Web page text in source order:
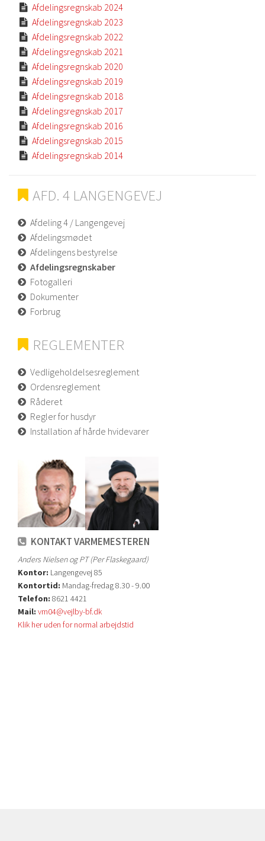
 Afdelingsregnskab 2024
 Afdelingsregnskab 2023
 Afdelingsregnskab 2022
 Afdelingsregnskab 2021
 Afdelingsregnskab 2020
 Afdelingsregnskab 2019
 Afdelingsregnskab 2018
 Afdelingsregnskab 2017
 Afdelingsregnskab 2016
 Afdelingsregnskab 2015
 Afdelingsregnskab 2014
AFD. 4 LANGENGEVEJ
Afdeling 4 / Langengevej
Afdelingsmødet
Afdelingens bestyrelse
Afdelingsregnskaber
Fotogalleri
Dokumenter
Forbrug
REGLEMENTER
Vedligeholdelsesreglement
Ordensreglement
Råderet
Regler for husdyr
Installation af hårde hvidevarer
KONTAKT VARMEMESTEREN
Anders Nielsen og PT (Per Flaskegaard)
Kontor: Langengevej 85
Kontortid: Mandag-fredag 8.30 - 9.00
Telefon: 8621 4421
Mail: vm04@vejlby-bf.dk
Klik her uden for normal arbejdstid